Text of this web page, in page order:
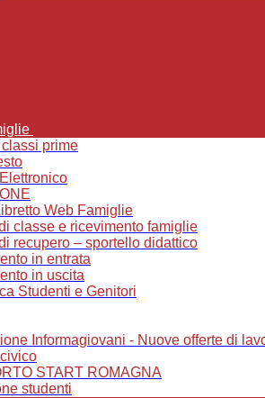
classi prime
Web Famiglie
classe e ricevimento famiglie
recupero – sportello didattico
in entrata
in uscita
Studenti e Genitori
Informagiovani - Nuove offerte di
START ROMAGNA
studenti